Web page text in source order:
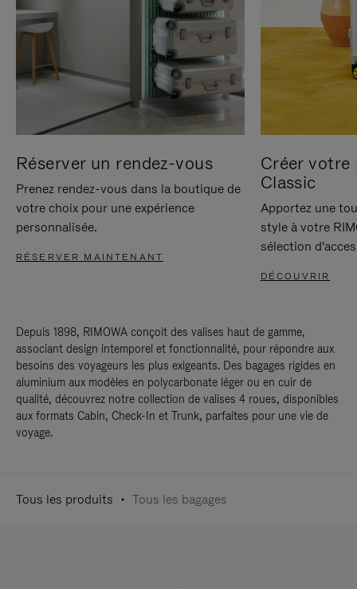
Réserver un rendez-vous
Prenez rendez-vous dans la boutique de
votre choix pour une expérience
personnalisée.
RÉSERVER MAINTENANT
Créer votre
Classic
Apportez une
style à votre
sélection
DÉCOUVRIR
Depuis 1898, RIMOWA conçoit des valises haut de gamme,
associant design intemporel et fonctionnalité, pour répondre aux
besoins des voyageurs les plus exigeants. Des bagages rigides en
aluminium aux modèles en polycarbonate léger ou en cuir de
qualité, découvrez notre collection de valises 4 roues, disponibles
aux formats Cabin, Check-In et Trunk, parfaites pour une vie de
voyage.
Tous les produits Tous les bagages